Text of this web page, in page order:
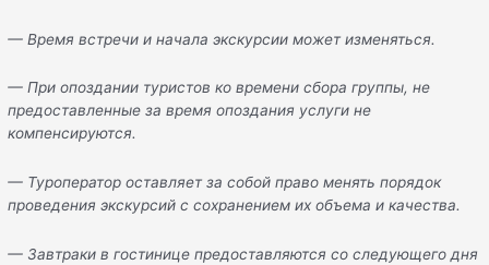
— Время встречи и начала экскурсии может изменяться.
— При опоздании туристов ко времени сбора группы, не
предоставленные за время опоздания услуги не
компенсируются.
— Туроператор оставляет за собой право менять порядок
проведения экскурсий с сохранением их объема и качества.
— Завтраки в гостинице предоставляются со следующего дня